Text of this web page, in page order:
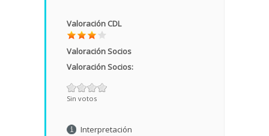
Valoración CDL
Valoración Socios
Valoración Socios:
Sin votos
Interpretación